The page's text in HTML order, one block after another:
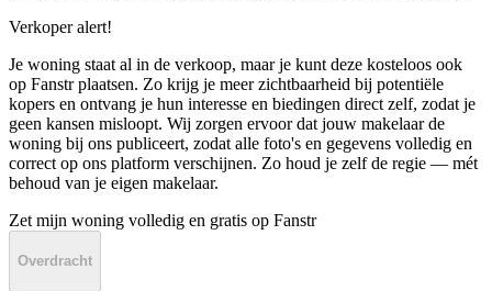
Verkoper alert!
Je woning staat al in de verkoop, maar je kunt deze kosteloos ook
op Fanstr plaatsen. Zo krijg je meer zichtbaarheid bij potentiële
kopers en ontvang je hun interesse en biedingen direct zelf, zodat je
geen kansen misloopt. Wij zorgen ervoor dat jouw makelaar de
woning bij ons publiceert, zodat alle foto's en gegevens volledig en
correct op ons platform verschijnen. Zo houd je zelf de regie — mét
behoud van je eigen makelaar.
Zet mijn woning volledig en gratis op Fanstr
Overdracht